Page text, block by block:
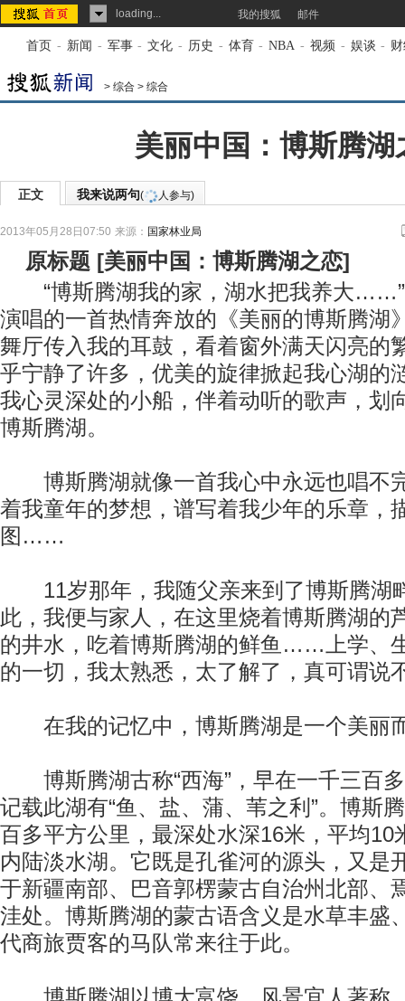
loading... 我的搜狐 邮件
首页 - 新闻 - 军事 - 文化 - 历史 - 体育 - NBA - 视频 - 娱谈 -
> 综合 > 综合
美丽中国：博斯腾湖
正文 我来说两句( 人参与)
2013年05月28日07:50 来源： 国家林业局
原标题 [美丽中国：博斯腾湖之恋]
“博斯腾湖我的家，湖水把我养大……”
演唱的一首热情奔放的《美丽的博斯腾湖
舞厅传入我的耳鼓，看着窗外满天闪亮的
乎宁静了许多，优美的旋律掀起我心湖的
我心灵深处的小船，伴着动听的歌声，划
博斯腾湖。
博斯腾湖就像一首我心中永远也唱不
着我童年的梦想，谱写着我少年的乐章，
图……
11岁那年，我随父亲来到了博斯腾湖
此，我便与家人，在这里烧着博斯腾湖的
的井水，吃着博斯腾湖的鲜鱼……上学、
的一切，我太熟悉，太了解了，真可谓说
在我的记忆中，博斯腾湖是一个美丽
博斯腾湖古称“西海”，早在一千三百
记载此湖有“鱼、盐、蒲、苇之利”。博斯
百多平方公里，最深处水深16米，平均10
内陆淡水湖。它既是孔雀河的源头，又是
于新疆南部、巴音郭楞蒙古自治州北部、
洼处。博斯腾湖的蒙古语含义是水草丰盛
代商旅贾客的马队常来往于此。